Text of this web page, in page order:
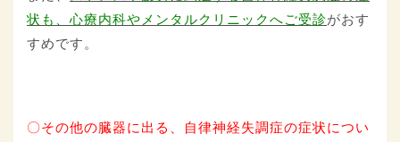
状も、心療内科やメンタルクリニックへご受診がおす
すめです。
〇その他の臓器に出る、自律神経失調症の症状につい